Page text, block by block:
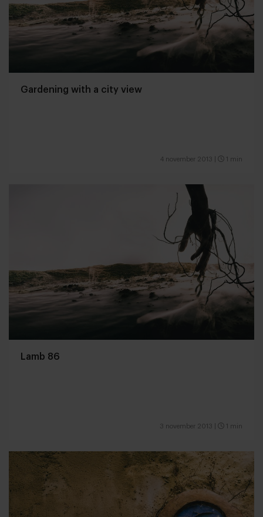
Gardening with a city view
4 november 2013 1 min
Lamb 86
3 november 2013 1 min